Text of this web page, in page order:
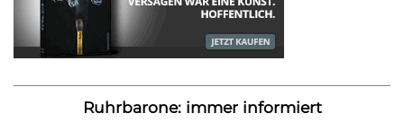
Ruhrbarone: immer informiert